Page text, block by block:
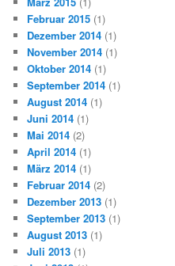
Februar 2015 (1)
Dezember 2014 (1)
November 2014 (1)
Oktober 2014 (1)
September 2014 (1)
August 2014 (1)
Juni 2014 (1)
Mai 2014 (2)
April 2014 (1)
März 2014 (1)
Februar 2014 (2)
Dezember 2013 (1)
September 2013 (1)
August 2013 (1)
Juli 2013 (1)